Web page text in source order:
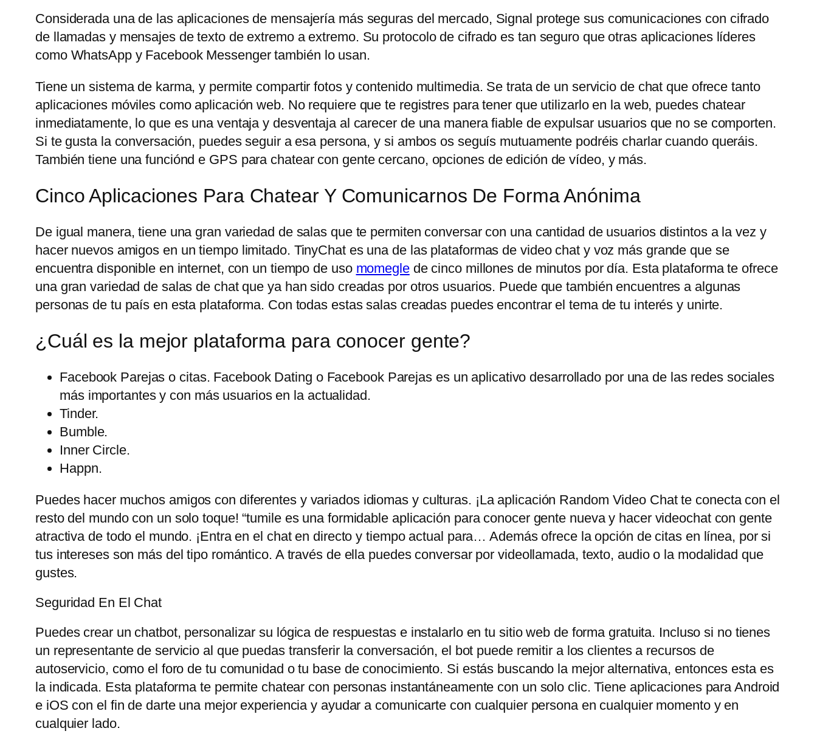
Considerada una de las aplicaciones de mensajería más seguras del mercado, Signal protege sus comunicaciones con cifrado
de llamadas y mensajes de texto de extremo a extremo. Su protocolo de cifrado es tan seguro que otras aplicaciones líderes
como WhatsApp y Facebook Messenger también lo usan.
Tiene un sistema de karma, y permite compartir fotos y contenido multimedia. Se trata de un servicio de chat que ofrece tanto
aplicaciones móviles como aplicación web. No requiere que te registres para tener que utilizarlo en la web, puedes chatear
inmediatamente, lo que es una ventaja y desventaja al carecer de una manera fiable de expulsar usuarios que no se comporten.
Si te gusta la conversación, puedes seguir a esa persona, y si ambos os seguís mutuamente podréis charlar cuando queráis.
También tiene una funciónd e GPS para chatear con gente cercano, opciones de edición de vídeo, y más.
Cinco Aplicaciones Para Chatear Y Comunicarnos De Forma Anónima
De igual manera, tiene una gran variedad de salas que te permiten conversar con una cantidad de usuarios distintos a la vez y
hacer nuevos amigos en un tiempo limitado. TinyChat es una de las plataformas de video chat y voz más grande que se
encuentra disponible en internet, con un tiempo de uso momeglede cinco millones de minutos por día. Esta plataforma te ofrece
una gran variedad de salas de chat que ya han sido creadas por otros usuarios. Puede que también encuentres a algunas
personas de tu país en esta plataforma. Con todas estas salas creadas puedes encontrar el tema de tu interés y unirte.
¿Cuál es la mejor plataforma para conocer gente?
Facebook Parejas o citas. Facebook Dating o Facebook Parejas es un aplicativo desarrollado por una de las redes sociales
más importantes y con más usuarios en la actualidad.
Tinder.
Bumble.
Inner Circle.
Happn.
Puedes hacer muchos amigos con diferentes y variados idiomas y culturas. ¡La aplicación Random Video Chat te conecta con el
resto del mundo con un solo toque! “tumile es una formidable aplicación para conocer gente nueva y hacer videochat con gente
atractiva de todo el mundo. ¡Entra en el chat en directo y tiempo actual para… Además ofrece la opción de citas en línea, por si
tus intereses son más del tipo romántico. A través de ella puedes conversar por videollamada, texto, audio o la modalidad que
gustes.
Seguridad En El Chat
Puedes crear un chatbot, personalizar su lógica de respuestas e instalarlo en tu sitio web de forma gratuita. Incluso si no tienes
un representante de servicio al que puedas transferir la conversación, el bot puede remitir a los clientes a recursos de
autoservicio, como el foro de tu comunidad o tu base de conocimiento. Si estás buscando la mejor alternativa, entonces esta es
la indicada. Esta plataforma te permite chatear con personas instantáneamente con un solo clic. Tiene aplicaciones para Android
e iOS con el fin de darte una mejor experiencia y ayudar a comunicarte con cualquier persona en cualquier momento y en
cualquier lado.